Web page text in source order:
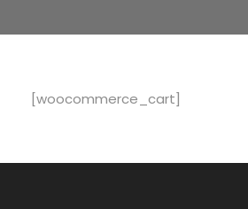
[woocommerce_cart]